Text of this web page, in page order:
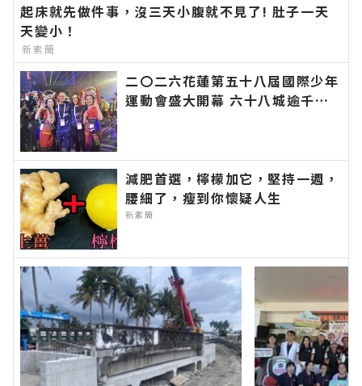
起床就先做件事，沒三天小腹就不見了! 肚子一天
天變小！
新素簡
二〇二六花蓮第五十八屆國際少年
運動會盛大開幕 六十八城逾千選
最新的在地資訊！
減肥首選，檸檬加它，堅持一週，
腰細了，瘦到你懷疑人生
新素簡